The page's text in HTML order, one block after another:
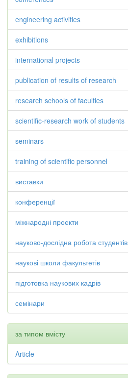
engineering activities
exhibitions
international projects
publication of results of research
research schools of faculties
scientific-research work of students
seminars
training of scientific personnel
виставки
конференції
міжнародні проекти
науково-дослідна робота студентів
наукові школи факультетів
підготовка наукових кадрів
семінари
за типом вмісту
Article